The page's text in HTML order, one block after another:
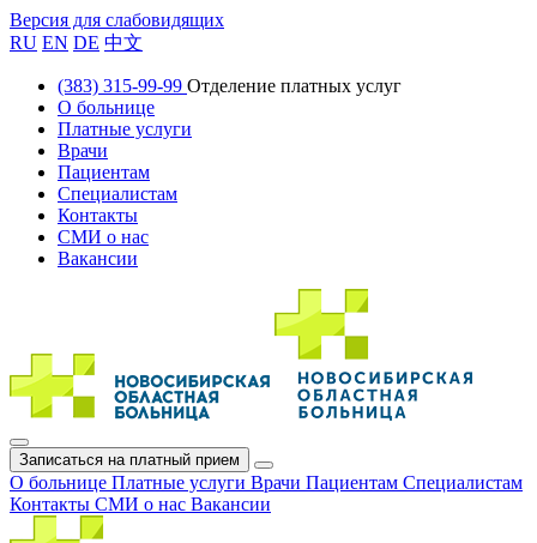
Версия для слабовидящих
RU EN DE 中文
(383) 315-99-99 Отделение платных услуг
О больнице
Платные услуги
Врачи
Пациентам
Специалистам
Контакты
СМИ о нас
Вакансии
Записаться на платный прием
О больнице Платные услуги Врачи Пациентам Специалистам
Контакты СМИ о нас Вакансии